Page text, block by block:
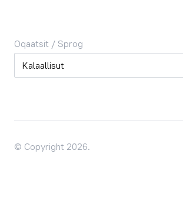
Oqaatsit / Sprog
Oqaatsit / Sprog
© Copyright 2026.